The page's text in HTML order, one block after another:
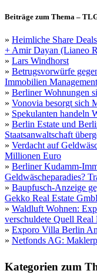
Beiträge zum Thema –
» Heimliche Share
+ Amir Dayan (Lianeo
» Lars Windhorst
» Betrugsvorwürfe
Immobilien
» Berliner Wohnungen
» Vonovia besorgt sich
» Spekulanten handeln
» Berlin Estate und
Staatsanwaltschaft
» Verdacht auf
Millionen Euro
» Berliner Kudamm-
Geldwäscheparadies?
» Baupfusch-Anzeige
Gekko Real Estate
» Waldluft Wohnen:
verschuldete Quell Real
» Exporo Villa Berlin
» Netfonds AG:
Kategorien zum